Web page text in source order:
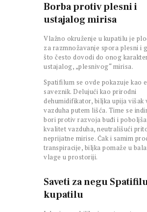
Borba protiv plesni i
ustajalog mirisa
Vlažno okruženje u kupatilu je
za razmnožavanje spora plesni i
što često dovodi do onog
ustajalog, „plesnivog“ mirisa.
Spatifilum se ovde pokazuje kao
saveznik. Delujući kao prirodni
dehumidifikator, biljka upija višak
vazduha putem lišća. Time se
bori protiv razvoja buđi i
kvalitet vazduha, neutrališući
neprijatne mirise. Čak i samim
transpiracije, biljka pomaže u
vlage u prostoriji.
Saveti za negu
kupatilu